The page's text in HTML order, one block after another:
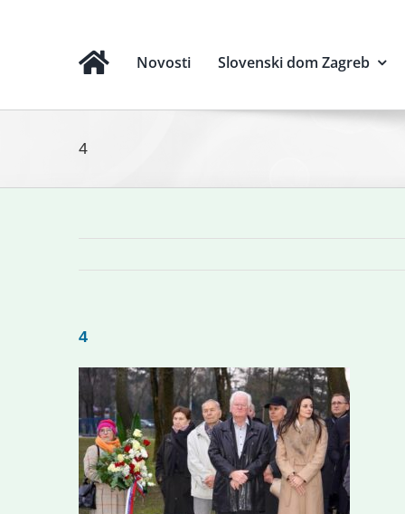
Novosti Slovenski dom Zagreb
4
4